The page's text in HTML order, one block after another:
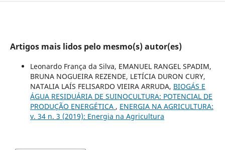
Artigos mais lidos pelo mesmo(s) autor(es)
Leonardo França da Silva, EMANUEL RANGEL SPADIM,
BRUNA NOGUEIRA REZENDE, LETÍCIA DURON CURY,
NATALIA LAÍS FELISARDO VIEIRA ARRUDA, BIOGÁS E
ÁGUA RESIDUÁRIA DE SUINOCULTURA: POTENCIAL DE
PRODUÇÃO ENERGÉTICA , ENERGIA NA AGRICULTURA:
v. 34 n. 3 (2019): Energia na Agricultura